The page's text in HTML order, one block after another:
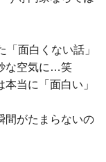
面白くない話」
な空気に…笑
当に「面白い」
間がたまらないの